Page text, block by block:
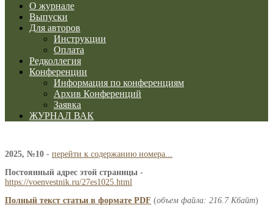
О журнале
Выпуски
Для авторов
Инструкции
Оплата
Редколлегия
Конференции
Информация по конференциям
Архив Конференций
Заявка
ЖУРНАЛ ВАК
2025, №10 - перейти к содержанию номера...
Постоянный адрес этой страницы -
https://voenvestnik.ru/27es1025.html
Полный текст статьи в формате PDF (объем файла: 216.7 Кбайт)